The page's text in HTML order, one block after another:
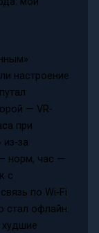
настроение
— VR-
при
из-за
норм, час —
с
по Wi‑Fi
стал офлайн.